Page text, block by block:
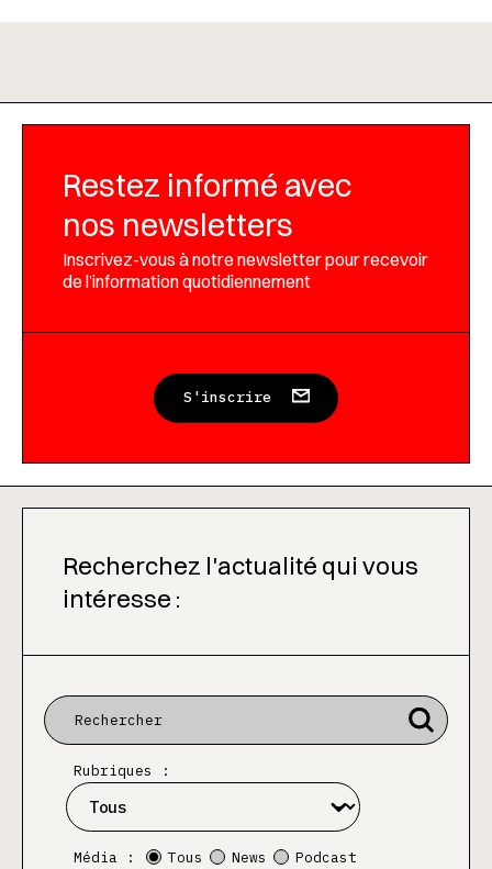
Restez informé avec
nos newsletters
Inscrivez-vous à notre newsletter pour recevoir
de l’information quotidiennement
S'inscrire
Recherchez l'actualité qui vous
intéresse :
Rubriques :
Média : Tous News
Podcast